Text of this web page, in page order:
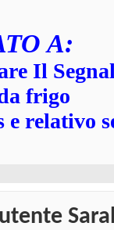
A:
Il
frigo
e relativo